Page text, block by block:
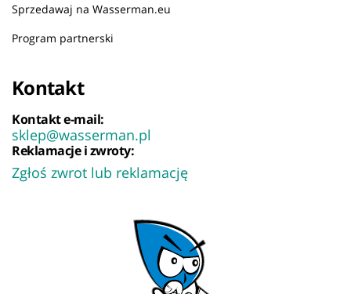
Sprzedawaj na Wasserman.eu
Program partnerski
Kontakt
Kontakt e-mail:
sklep@wasserman.pl
Reklamacje i zwroty:
Zgłoś zwrot lub reklamację